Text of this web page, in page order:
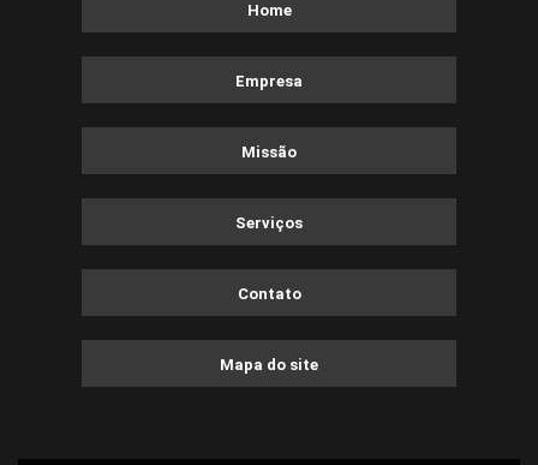
Home
Empresa
Missão
Serviços
Contato
Mapa do site